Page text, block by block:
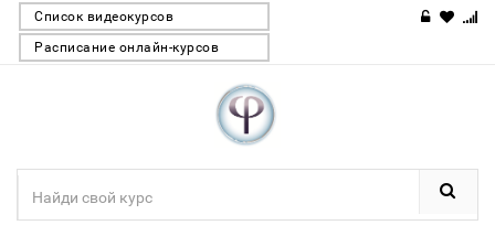
Список видеокурсов
Расписание онлайн-курсов